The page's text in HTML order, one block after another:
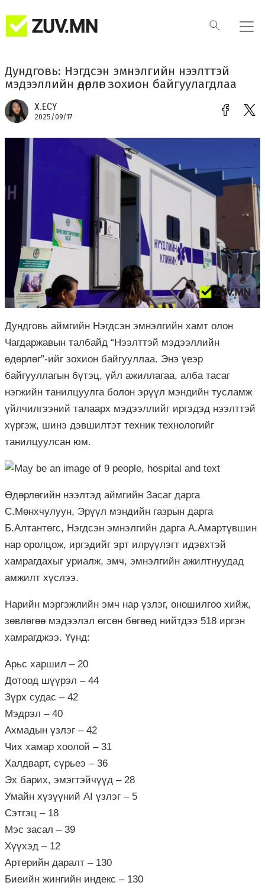
Дундговь: Нэгдсэн эмнэлгийн нээлттэй
мэдээллийн өдөрлөг зохион байгуулагдлаа
Х.ЕСҮ
2025/09/17
Дундговь аймгийн Нэгдсэн эмнэлгийн хамт олон
Чагдаржавын талбайд “Нээлттэй мэдээллийн
өдөрлөг”-ийг зохион байгууллаа. Энэ үеэр
байгууллагын бүтэц, үйл ажиллагаа, алба тасаг
нэгжийн танилцуулга болон эрүүл мэндийн тусламж
үйлчилгээний талаарх мэдээллийг иргэдэд нээлттэй
хүргэж, шинэ дэвшилтэт техник технологийг
танилцуулсан юм.
Өдөрлөгийн нээлтэд аймгийн Засаг дарга
С.Мөнхчулуун, Эрүүл мэндийн газрын дарга
Б.Алтантөгс, Нэгдсэн эмнэлгийн дарга А.Амартүвшин
нар оролцож, иргэдийг эрт илрүүлэгт идэвхтэй
хамрагдахыг уриалж, эмч, эмнэлгийн ажилтнуудад
амжилт хүслээ.
Нарийн мэргэжлийн эмч нар үзлэг, оношилгоо хийж,
зөвлөгөө мэдээлэл өгсөн бөгөөд нийтдээ 518 иргэн
хамрагджээ. Үүнд:
Арьс харшил – 20
Дотоод шүүрэл – 44
Зүрх судас – 42
Мэдрэл – 40
Ахмадын үзлэг – 42
Чих хамар хоолой – 31
Халдварт, сүрьеэ – 36
Эх барих, эмэгтэйчүүд – 28
Умайн хүзүүний AI үзлэг – 5
Сэтгэц – 18
Мэс засал – 39
Хүүхэд – 12
Артерийн даралт – 130
Биеийн жингийн индекс – 130